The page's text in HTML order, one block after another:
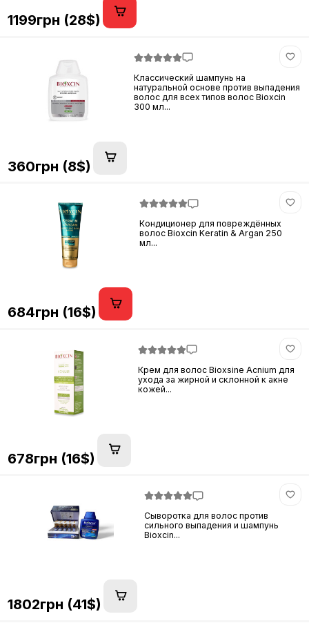
1199грн (28$)
Классический шампунь на
натуральной основе против выпадения
волос для всех типов волос Bioxcin
300 мл...
360грн (8$)
Кондиционер для повреждённых
волос Bioxcin Keratin & Argan 250
мл...
684грн (16$)
Крем для волос Bioxsine Acnium для
ухода за жирной и склонной к акне
кожей...
678грн (16$)
Сыворотка для волос против
сильного выпадения и шампунь
Bioxcin...
1802грн (41$)